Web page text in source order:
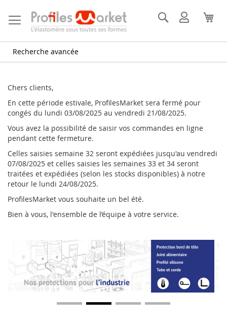
au
contenu
Rechercher
Recherche avancée
Mon
compte
Chers clients,
En cette période estivale, ProfilesMarket sera fermé pour
congés du lundi 03/08/2025 au vendredi 21/08/2025.
Vous avez la possibilité de saisir vos commandes en ligne
pendant cette fermeture.
Celles saisies semaine 32 seront expédiées jusqu'au vendredi
07/08/2025 et celles saisies les semaines 33 et 34 seront
traitées et expédiées (selon les stocks disponibles) à notre
retour le lundi 24/08/2025.
ProfilesMarket vous souhaite un bel été.
Bien à vous, l'ensemble de l’équipe à votre service.